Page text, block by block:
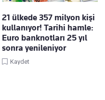
21 ülkede 357 milyon kişi
kullanıyor! Tarihi hamle:
Euro banknotları 25 yıl
sonra yenileniyor
Kaydet